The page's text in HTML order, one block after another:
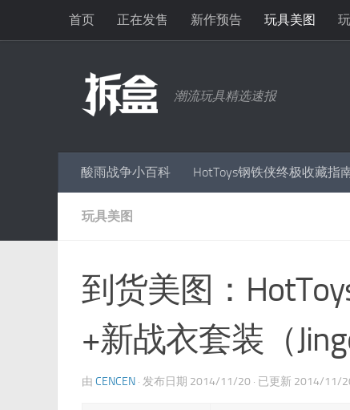
跳至内容首页 正在发售 新作预告 玩具美图
潮流玩具精选速报
酸雨战争小百科 HotToys钢铁侠终极收藏指
玩具美图
到货美图：
+新战衣套装（
由 CENCEN · 发布日期 2014/11/20 · 已更新 2014/11/